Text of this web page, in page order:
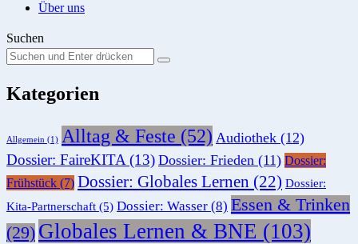
Über uns
Suchen
Suchen
nach:
Suche
Kategorien
Allgemein (1) Alltag & Feste (52) Audiothek (12)
Dossier: FaireKITA (13) Dossier: Frieden (11) Dossier:
Frühstück (7) Dossier: Globales Lernen (22) Dossier:
Kita-Partnerschaft (5) Dossier: Wasser (8) Essen & Trinken
(29) Globales Lernen & BNE (103)